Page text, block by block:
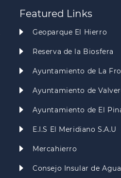
Featured Links
Geoparque El Hierro
Reserva de la Biosfera
Ayuntamiento de La
Ayuntamiento de
Ayuntamiento de El
E.I.S El Meridiano S.A.U
Mercahierro
Consejo Insular de